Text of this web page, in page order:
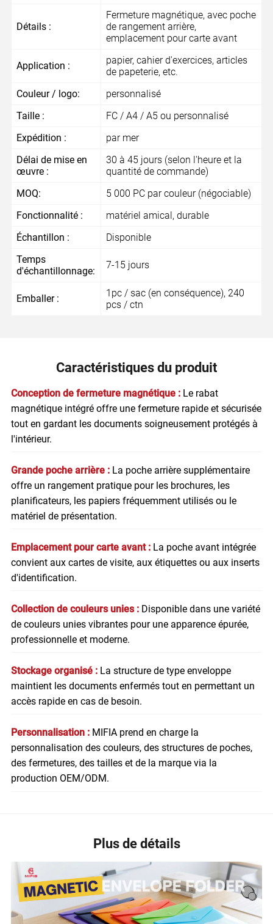
Détails :
Fermeture magnétique, avec poche
de rangement arrière,
emplacement pour carte avant
Application :
papier, cahier d'exercices, articles
de papeterie, etc.
Couleur / logo:
personnalisé
Taille :
FC / A4 / A5 ou personnalisé
Expédition :
par mer
Délai de mise en
œuvre :
30 à 45 jours (selon l'heure et la
quantité de commande)
MOQ:
5 000 PC par couleur (négociable)
Fonctionnalité :
matériel amical, durable
Échantillon :
Disponible
Temps
d'échantillonnage:
7-15 jours
Emballer :
1pc / sac (en conséquence), 240
pcs / ctn
Caractéristiques du produit
Conception de fermeture magnétique : Le rabat
magnétique intégré offre une fermeture rapide et sécurisée
tout en gardant les documents soigneusement protégés à
l'intérieur.
Grande poche arrière : La poche arrière supplémentaire
offre un rangement pratique pour les brochures, les
planificateurs, les papiers fréquemment utilisés ou le
matériel de présentation.
Emplacement pour carte avant : La poche avant intégrée
convient aux cartes de visite, aux étiquettes ou aux inserts
d'identification.
Collection de couleurs unies : Disponible dans une variété
de couleurs unies vibrantes pour une apparence épurée,
professionnelle et moderne.
Stockage organisé : La structure de type enveloppe
maintient les documents enfermés tout en permettant un
accès rapide en cas de besoin.
Personnalisation : MIFIA prend en charge la
personnalisation des couleurs, des structures de poches,
des fermetures, des tailles et de la marque via la
production OEM/ODM.
Plus de détails